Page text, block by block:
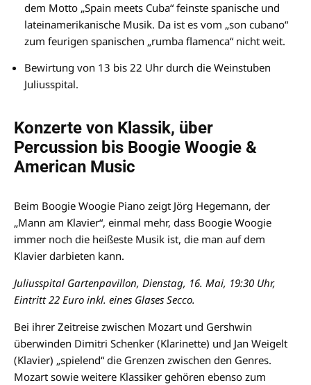
dem Motto „Spain meets Cuba“ feinste spanische und
lateinamerikanische Musik. Da ist es vom „son cubano“
zum feurigen spanischen „rumba flamenca“ nicht weit.
Bewirtung von 13 bis 22 Uhr durch die Weinstuben
Juliusspital.
Konzerte von Klassik, über
Percussion bis Boogie Woogie &
American Music
Beim Boogie Woogie Piano zeigt Jörg Hegemann, der
„Mann am Klavier“, einmal mehr, dass Boogie Woogie
immer noch die heißeste Musik ist, die man auf dem
Klavier darbieten kann.
Juliusspital Gartenpavillon, Dienstag, 16. Mai, 19:30 Uhr,
Eintritt 22 Euro inkl. eines Glases Secco.
Bei ihrer Zeitreise zwischen Mozart und Gershwin
überwinden Dimitri Schenker (Klarinette) und Jan Weigelt
(Klavier) „spielend“ die Grenzen zwischen den Genres.
Mozart sowie weitere Klassiker gehören ebenso zum